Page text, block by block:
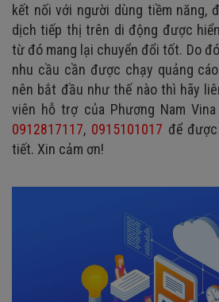
kết nối với người dùng tiềm năng,
dịch tiếp thị trên di động được
từ đó mang lại chuyển đổi tốt. Do
nhu cầu cần được chạy quảng
nên bắt đầu như thế nào thì hãy
viên hỗ trợ của Phương Nam
0912817117, 0915101017 để
tiết. Xin cảm ơn!